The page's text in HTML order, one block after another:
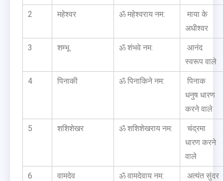
2 महेश्वर ॐ महेश्वराय नम:
माया के
अधीश्वर
3 शम्भू ॐ शंभवे नम:
आनंद
स्वरूप वाले
4 पिनाकी ॐ पिनाकिने नम:
पिनाक
धनुष धारण
करने वाले
5 शशिशेखर ॐ शशिशेखराय नम:
चंद्रमा
धारण करने
वाले
6 वामदेव ॐ वामदेवाय नम:
अत्यंत सुंदर